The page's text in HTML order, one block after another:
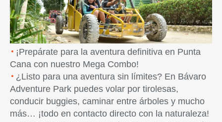
¡Prepárate para la aventura definitiva en Punta
Cana con nuestro Mega Combo!
¿Listo para una aventura sin límites? En Bávaro
Adventure Park puedes volar por tirolesas,
conducir buggies, caminar entre árboles y mucho
más… ¡todo en contacto directo con la naturaleza!